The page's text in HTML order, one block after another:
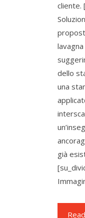
cliente.
dello
una
già